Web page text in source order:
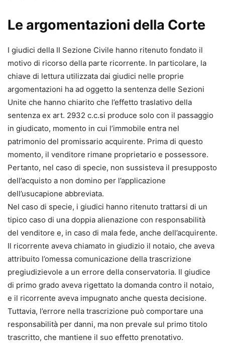
Le argomentazioni della Corte
I giudici della II Sezione Civile hanno ritenuto fondato il
motivo di ricorso della parte ricorrente. In particolare, la
chiave di lettura utilizzata dai giudici nelle proprie
argomentazioni ha ad oggetto la sentenza delle Sezioni
Unite che hanno chiarito che l’effetto traslativo della
sentenza ex art. 2932 c.c.si produce solo con il passaggio
in giudicato, momento in cui l’immobile entra nel
patrimonio del promissario acquirente. Prima di questo
momento, il venditore rimane proprietario e possessore.
Pertanto, nel caso di specie, non sussisteva il presupposto
dell’acquisto a non domino per l’applicazione
dell’usucapione abbreviata.
Nel caso di specie, i giudici hanno ritenuto trattarsi di un
tipico caso di una doppia alienazione con responsabilità
del venditore e, in caso di mala fede, anche dell’acquirente.
Il ricorrente aveva chiamato in giudizio il notaio, che aveva
attribuito l’omessa comunicazione della trascrizione
pregiudizievole a un errore della conservatoria. Il giudice
di primo grado aveva rigettato la domanda contro il notaio,
e il ricorrente aveva impugnato anche questa decisione.
Tuttavia, l’errore nella trascrizione può comportare una
responsabilità per danni, ma non prevale sul primo titolo
trascritto, che mantiene il suo effetto prenotativo.